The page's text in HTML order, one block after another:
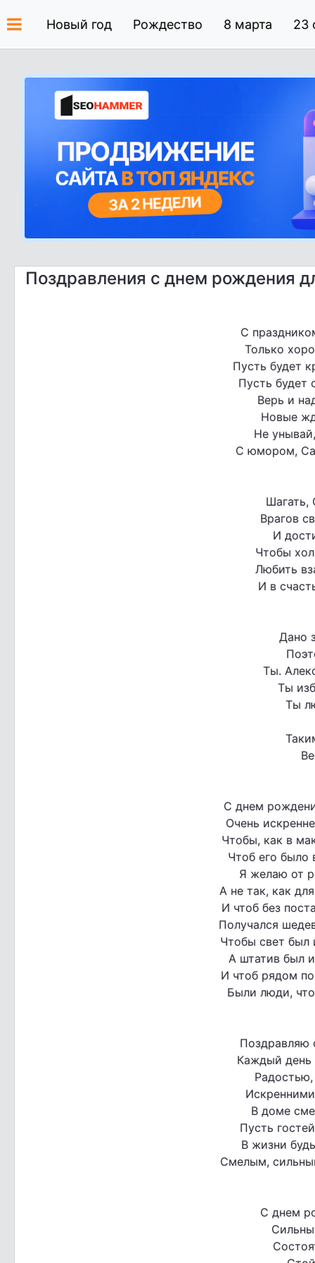
Новый год Рождество 8 марта 23
Поздравления с днем рождения
С
Только
Пусть будет
Пусть будет
Верь и
Новые
Не
С юмором,
Шагать,
Врагов
И
Чтобы
Любить
И в
Дано
Ты.
Ты
Ты
С днем
Очень
Чтобы, как в
Чтоб его было
Я желаю от
А не так, как
И чтоб без
Получался
Чтобы свет был
А штатив был
И чтоб рядом
Были люди,
Поздравляю
Каждый день
В доме
Пусть
В жизни
Смелым,
С днем